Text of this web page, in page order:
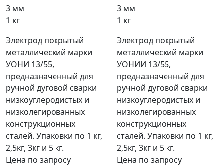
3 мм
1 кг
Электрод покрытый
металлический марки
УОНИ 13/55,
предназначенный для
ручной дуговой сварки
низкоуглеродистых и
низколегированных
конструкционных
сталей. Упаковки по 1 кг,
2,5кг, 3кг и 5 кг.
Цена по запросу
3 мм
1 кг
Электрод покрытый
металлический марки
УОНИИ 13/55,
предназначенный для
ручной дуговой сварки
низкоуглеродистых и
низколегированных
конструкционных
сталей. Упаковки по 1 кг,
2,5кг, 3кг и 5 кг.
Цена по запросу